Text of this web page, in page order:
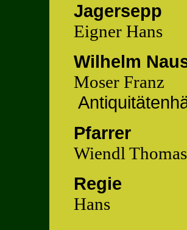
Jagersepp
Eigner Hans
Wilhelm
Moser Franz
Pfarrer
Wiendl Thomas
Regie
Hans